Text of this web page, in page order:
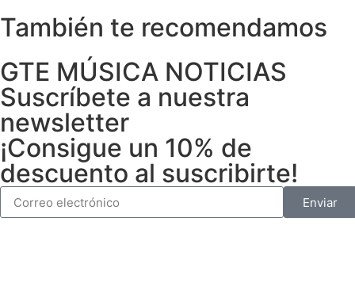
También te recomendamos
GTE MÚSICA NOTICIAS
Suscríbete a nuestra
newsletter
¡Consigue un 10% de
descuento al suscribirte!
Enviar